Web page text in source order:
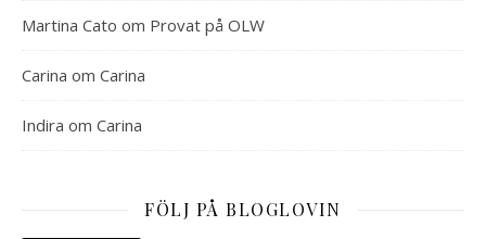
Martina Cato om Provat på OLW
Carina om Carina
Indira om Carina
FÖLJ PÅ BLOGLOVIN